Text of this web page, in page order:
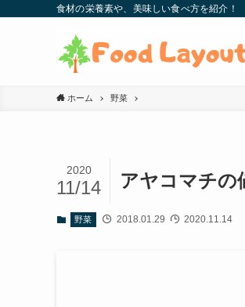
食材の栄養素や、美味しい食べ方を紹介！
ホーム 野菜
アヤコマチの
2020
11/14
野菜 2018.01.29 2020.11.14